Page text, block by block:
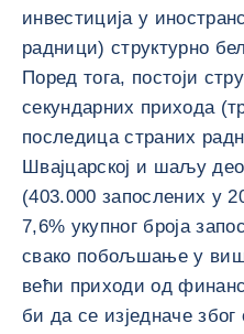
инвестиција у
радници) структурно
Поред тога, постоји
секундарних прихода
последица страних
Швајцарској и шаљу
(403.000 запослених у
7,6% укупног броја
свако побољшање у
већи приходи од
би да се изједначе